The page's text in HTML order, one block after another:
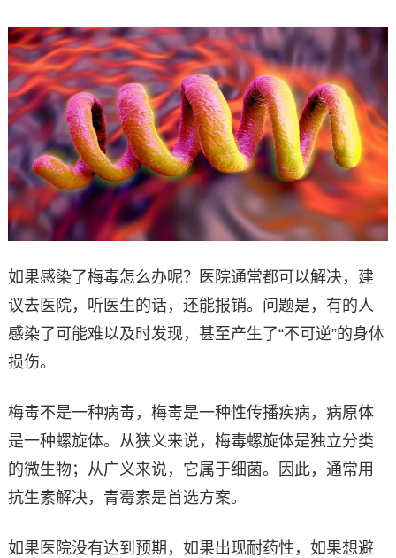
如果感染了梅毒怎么办呢？医院通常都可以解决，建
议去医院，听医生的话，还能报销。问题是，有的人
感染了可能难以及时发现，甚至产生了“不可逆”的身体
损伤。
梅毒不是一种病毒，梅毒是一种性传播疾病，病原体
是一种螺旋体。从狭义来说，梅毒螺旋体是独立分类
的微生物；从广义来说，它属于细菌。因此，通常用
抗生素解决，青霉素是首选方案。
如果医院没有达到预期，如果出现耐药性，如果想避